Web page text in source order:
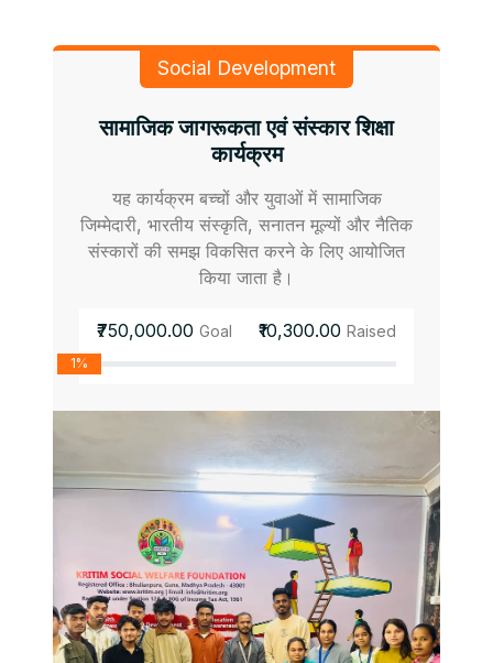
Social Development
सामाजिक जागरूकता एवं संस्कार शिक्षा
कार्यक्रम
यह कार्यक्रम बच्चों और युवाओं में सामाजिक
जिम्मेदारी, भारतीय संस्कृति, सनातन मूल्यों और नैतिक
संस्कारों की समझ विकसित करने के लिए आयोजित
किया जाता है।
₹750,000.00 Goal ₹10,300.00 Raised
1%